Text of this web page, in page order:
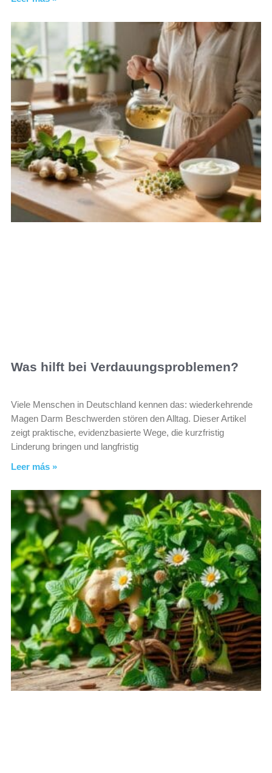
Was hilft bei Verdauungsproblemen?
Viele Menschen in Deutschland kennen das: wiederkehrende
Magen Darm Beschwerden stören den Alltag. Dieser Artikel
zeigt praktische, evidenzbasierte Wege, die kurzfristig
Linderung bringen und langfristig
Leer más »